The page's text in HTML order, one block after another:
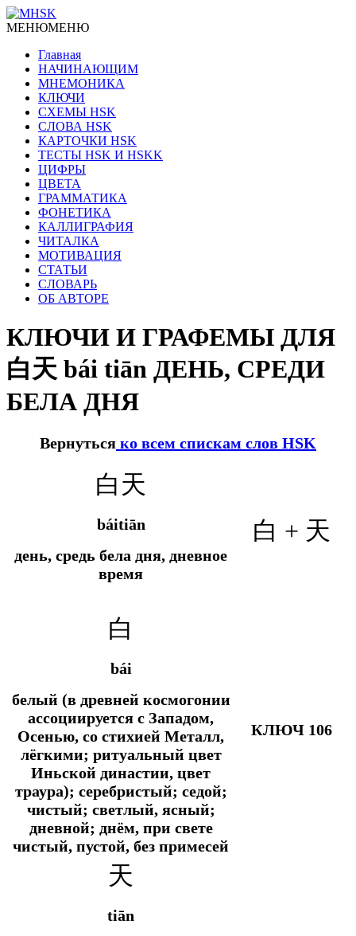
МЕНЮМЕНЮ
Главная
НАЧИНАЮЩИМ
МНЕМОНИКА
КЛЮЧИ
СХЕМЫ HSK
СЛОВА HSK
КАРТОЧКИ HSK
ТЕСТЫ HSK И HSKK
ЦИФРЫ
ЦВЕТА
ГРАММАТИКА
ФОНЕТИКА
КАЛЛИГРАФИЯ
ЧИТАЛКА
МОТИВАЦИЯ
СТАТЬИ
СЛОВАРЬ
ОБ АВТОРЕ
КЛЮЧИ И ГРАФЕМЫ ДЛЯ
白天 bái tiān ДЕНЬ, СРЕДИ
БЕЛА ДНЯ
Вернуться ко всем спискам слов HSK
白天
báitiān
день, средь бела дня, дневное
время
白 + 天
白
bái
белый (в древней космогонии
ассоциируется с Западом,
Осенью, со стихией Металл,
лёгкими; ритуальный цвет
Иньской династии, цвет
траура); серебристый; седой;
чистый; светлый, ясный;
дневной; днём, при свете
чистый, пустой, без примесей
КЛЮЧ 106
天
tiān